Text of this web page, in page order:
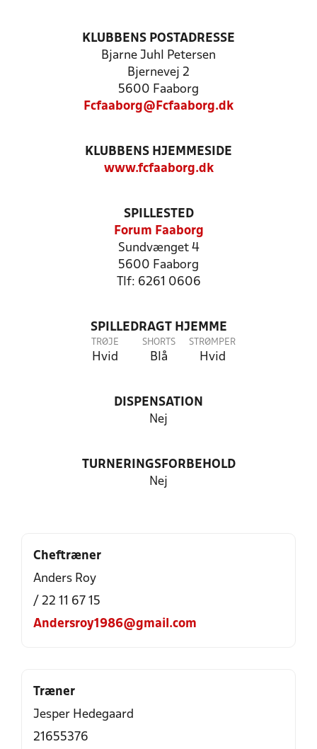
KLUBBENS POSTADRESSE
Bjarne Juhl Petersen
Bjernevej 2
5600 Faaborg
Fcfaaborg@Fcfaaborg.dk
KLUBBENS HJEMMESIDE
www.fcfaaborg.dk
SPILLESTED
Forum Faaborg
Sundvænget 4
5600 Faaborg
Tlf: 6261 0606
SPILLEDRAGT HJEMME
TRØJE
Hvid
SHORTS
Blå
STRØMPER
Hvid
DISPENSATION
Nej
TURNERINGSFORBEHOLD
Nej
Cheftræner
Anders Roy
/ 22 11 67 15
Andersroy1986@gmail.com
Træner
Jesper Hedegaard
21655376